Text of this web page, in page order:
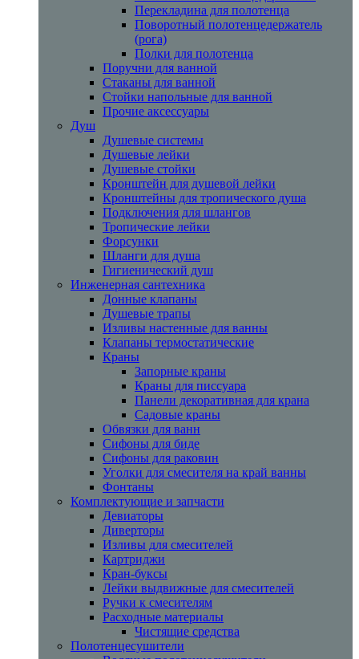
Перекладина для полотенца
Поворотный полотенцедержатель
(рога)
Полки для полотенца
Поручни для ванной
Стаканы для ванной
Стойки напольные для ванной
Прочие аксессуары
Душ
Душевые системы
Душевые лейки
Душевые стойки
Кронштейн для душевой лейки
Кронштейны для тропического душа
Подключения для шлангов
Тропические лейки
Форсунки
Шланги для душа
Гигиенический душ
Инженерная сантехника
Донные клапаны
Душевые трапы
Изливы настенные для ванны
Клапаны термостатические
Краны
Запорные краны
Краны для писсуара
Панели декоративная для крана
Садовые краны
Обвязки для ванн
Сифоны для биде
Сифоны для раковин
Уголки для смесителя на край ванны
Фонтаны
Комплектующие и запчасти
Девиаторы
Диверторы
Изливы для смесителей
Картриджи
Кран-буксы
Лейки выдвижные для смесителей
Ручки к смесителям
Расходные материалы
Чистящие средства
Полотенцесушители